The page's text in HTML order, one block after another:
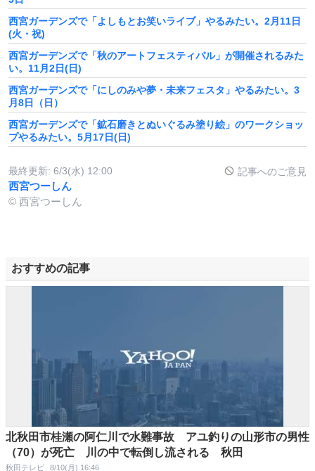
西宮ガーデンズで「よしもとお笑いライブ」やるみたい。2月11日
(火・祝)
西宮ガーデンズで「秋のアートフェスティバル」が開催されるみた
い。11月2日(日)
西宮ガーデンズで「にしのみや夢・未来フェスタ」やるみたい。3
月8日（日）
西宮ガーデンズで「鉱石磨きとぬいぐるみ塗り絵」のワークショッ
プやるみたい。5月17日(日)
最終更新: 6/3(水) 12:00 記事へのご意見
西宮つーしん
© 西宮つーしん
おすすめの記事
北秋田市桂瀬の阿仁川で水難事故 アユ釣りの山形市の男性
（70）が死亡 川の中で転倒し流される 秋田
秋田テレビ 8/10(月) 16:46